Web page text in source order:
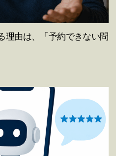
理由は、「予約できない問